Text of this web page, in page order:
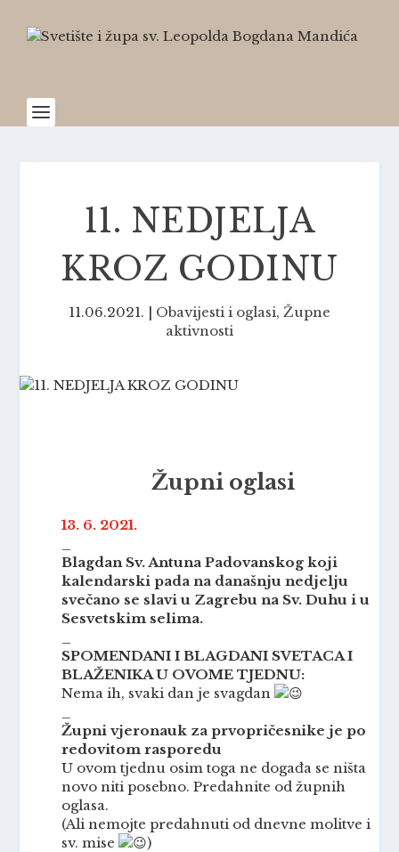
11. NEDJELJA
KROZ GODINU
11.06.2021. | Obavijesti i oglasi, Župne
aktivnosti
Župni oglasi
13. 6. 2021.
Blagdan Sv. Antuna Padovanskog koji
kalendarski pada na današnju nedjelju
svečano se slavi u Zagrebu na Sv. Duhu i u
Sesvetskim selima.
SPOMENDANI I BLAGDANI SVETACA I
BLAŽENIKA U OVOME TJEDNU:
Nema ih, svaki dan je svagdan
Župni vjeronauk za prvopričesnike je po
redovitom rasporedu
U ovom tjednu osim toga ne događa se ništa
novo niti posebno. Predahnite od župnih
oglasa.
(Ali nemojte predahnuti od dnevne molitve i
sv. mise
)